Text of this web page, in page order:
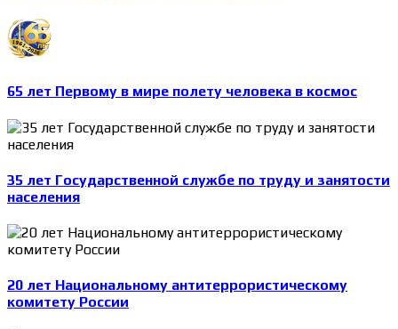
65 лет Первому в мире полету человека в космос
35 лет Государственной службе по труду и занятости
населения
20 лет Национальному антитеррористическому
комитету России